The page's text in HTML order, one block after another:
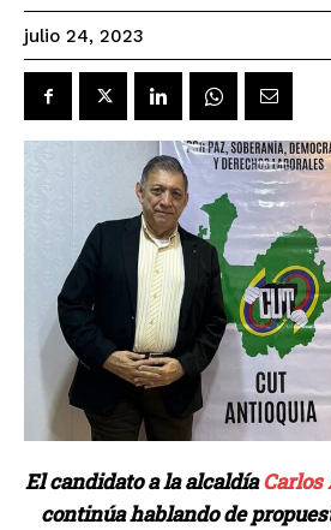
julio 24, 2023
El candidato a la alcaldíaCarlos
continúa hablando de